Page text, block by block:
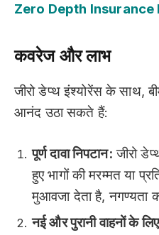
Zero Depth Insurance
कवरेज और लाभ
जीरो डेप्थ इंश्योरेंस के साथ,
आनंद उठा सकते हैं:
पूर्ण दावा निपटान: जीरो
हुए भागों की मरम्मत या
मुआवजा देता है, नगण्यता
नई और पुरानी वाहनों के